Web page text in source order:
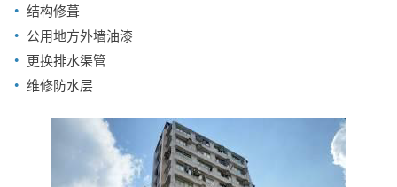
结构修葺
公用地方外墙油漆
更换排水渠管
维修防水层